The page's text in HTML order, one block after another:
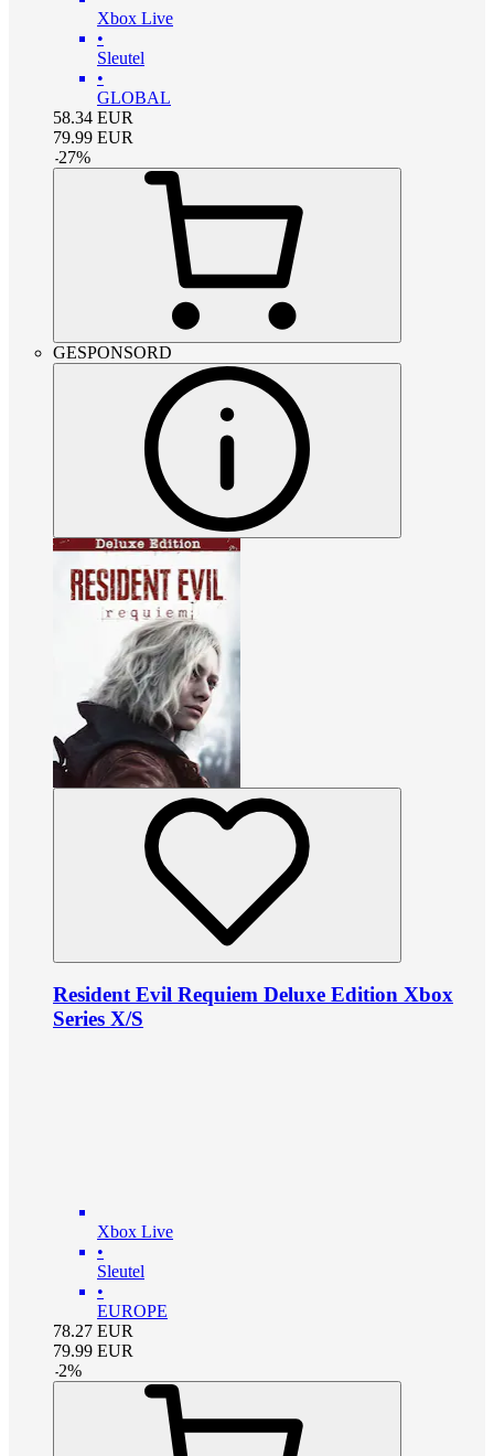
Xbox Live
•
Sleutel
•
GLOBAL
58.34 EUR
79.99 EUR
-27%
GESPONSORD
Resident Evil Requiem Deluxe Edition Xbox
Series X/S
Xbox Live
•
Sleutel
•
EUROPE
78.27 EUR
79.99 EUR
-2%